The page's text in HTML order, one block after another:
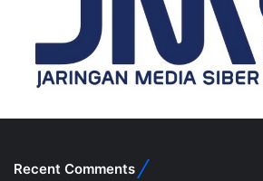
Recent Comments